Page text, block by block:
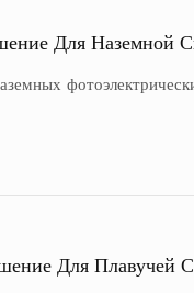
Для Наземной
Для Плавучей